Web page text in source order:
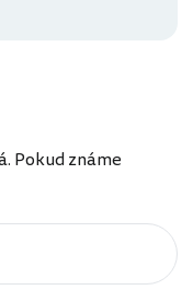
Pokud známe